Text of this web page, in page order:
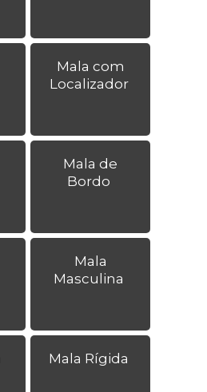
Mala com
Localizador
Mala de
Bordo
Mala
Masculina
Mala Rígida